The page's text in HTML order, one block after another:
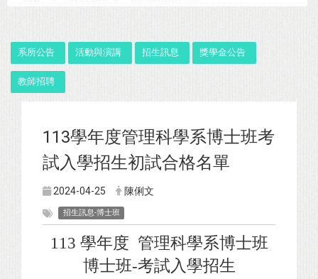
系所公告 活動與演講 招生訊息 獎學金公告
教師招聘
113學年度管理科學系博士班考
試入學招生初試合格名單
2024-04-25 陳俐文
招生訊息-博士班
113 學年度 管理科學系博士班
博士班-考試入學招生